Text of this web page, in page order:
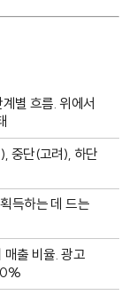
별 흐름. 위에서
중단(고려), 하단
득하는 데 드는
매출 비율. 광고